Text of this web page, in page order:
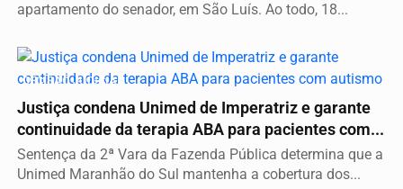
apartamento do senador, em São Luís. Ao todo, 18...
DECISÃO JUDICIAL
Justiça condena Unimed de Imperatriz e garante
continuidade da terapia ABA para pacientes com...
Sentença da 2ª Vara da Fazenda Pública determina que a
Unimed Maranhão do Sul mantenha a cobertura dos...